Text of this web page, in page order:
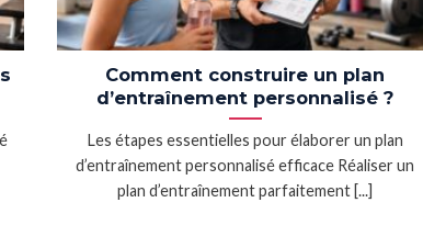
Comment construire un plan
d’entraînement personnalisé ?
Les étapes essentielles pour élaborer un plan
d’entraînement personnalisé efficace Réaliser un
plan d’entraînement parfaitement [...]